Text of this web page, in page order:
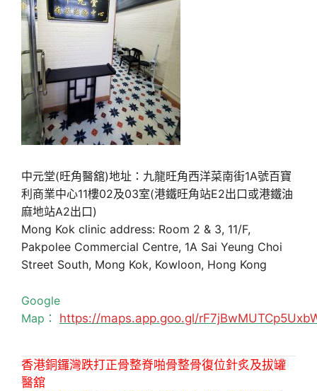
中元堂(旺角醫舘)地址：九龍旺角西洋菜南街1A號百寶
利商業中心11樓02及03室(港鐵旺角站E2出口或港鐵油
麻地站A2出口)
Mong Kok clinic address: Room 2 & 3, 11/F,
Pakpolee Commercial Centre, 1A Sai Yeung Choi
Street South, Mong Kok, Kowloon, Hong Kong
Google
Map： https://maps.app.goo.gl/
香港銅鑼灣跌打正骨整脊啪骨整骨復位針炙及拔罐
醫舘